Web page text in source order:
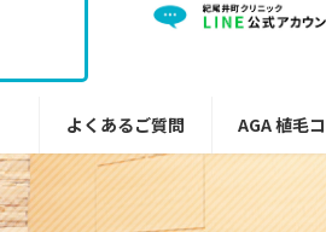
よくあるご質問 AGA 植毛